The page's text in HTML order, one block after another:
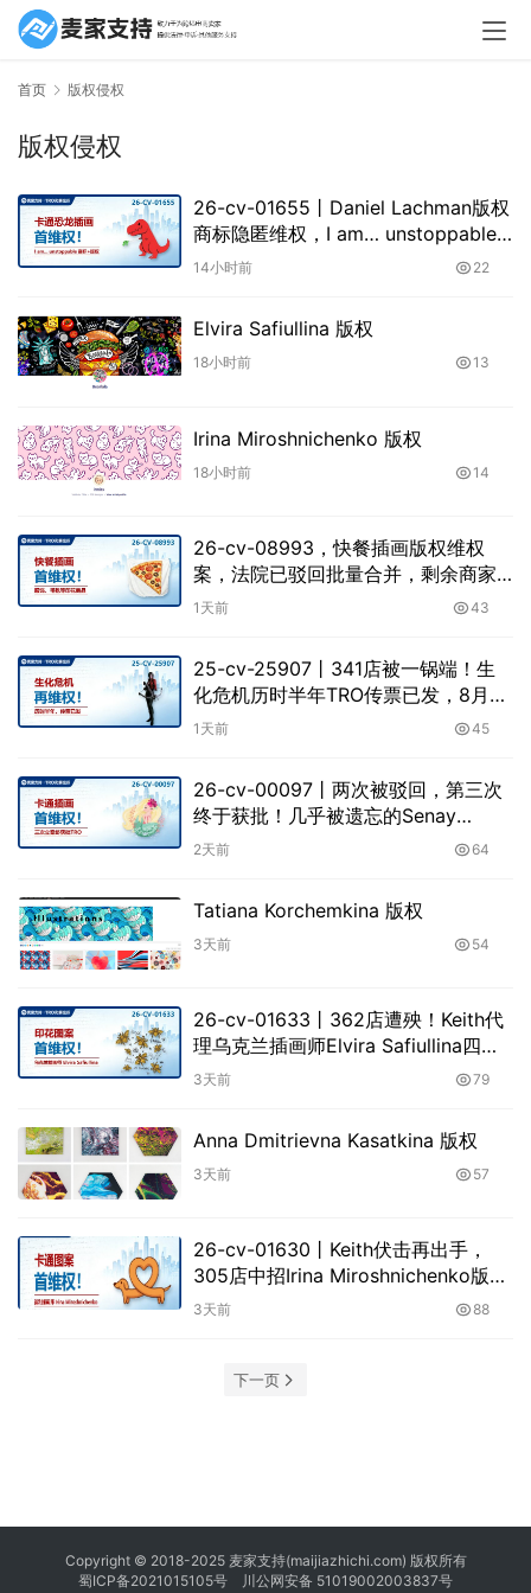
首页 版权侵权
版权侵权
26-cv-01655㇑Daniel Lachman版权
商标隐匿维权，I am… unstoppable
恐龙图高危
14小时前 22
Elvira Safiullina 版权
18小时前 13
Irina Miroshnichenko 版权
18小时前 14
26-cv-08993，快餐插画版权维权
案，法院已驳回批量合并，剩余商家
不要掉以轻心！
1天前 43
25-cv-25907㇑341店被一锅端！生
化危机历时半年TRO传票已发，8月24
日前必须答复！
1天前 45
26-cv-00097㇑两次被驳回，第三次
终于获批！几乎被遗忘的Senay
Kurtulus美人鱼版权TRO全面来袭
2天前 64
Tatiana Korchemkina 版权
3天前 54
26-cv-01633㇑362店遭殃！Keith代
理乌克兰插画师Elvira Safiullina四款
版权TRO突袭
3天前 79
Anna Dmitrievna Kasatkina 版权
3天前 57
26-cv-01630㇑Keith伏击再出手，
305店中招Irina Miroshnichenko版权
TRO
3天前 88
下一页
Copyright © 2018-2025 麦家支持(maijiazhichi.com) 版权所有
蜀ICP备2021015105号
川公网安备 51019002003837号